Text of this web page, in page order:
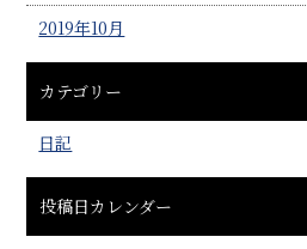
2019年10月
カテゴリー
日記
投稿日カレンダー